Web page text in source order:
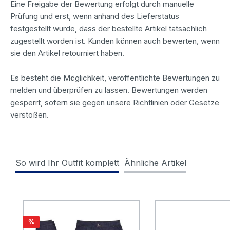
Eine Freigabe der Bewertung erfolgt durch manuelle
Prüfung und erst, wenn anhand des Lieferstatus
festgestellt wurde, dass der bestellte Artikel tatsächlich
zugestellt worden ist. Kunden können auch bewerten, wenn
sie den Artikel retourniert haben.
Es besteht die Möglichkeit, veröffentlichte Bewertungen zu
melden und überprüfen zu lassen. Bewertungen werden
gesperrt, sofern sie gegen unsere Richtlinien oder Gesetze
verstoßen.
So wird Ihr Outfit komplett Ähnliche Artikel
Rabatt
%